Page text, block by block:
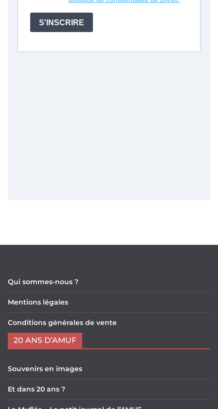
Qui sommes-nous ?
Mentions légales
Conditions générales de vente
20 ANS D’AMUF
Souvenirs en images
Et dans 20 ans ?